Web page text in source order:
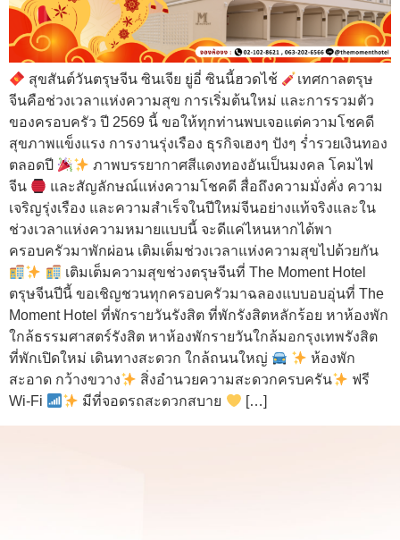
สุขสันต์วันตรุษจีน ซินเจีย ยู่อี่ ซินนี้ฮวดไช้
เทศกาลตรุษ
จีนคือช่วงเวลาแห่งความสุข การเริ่มต้นใหม่ และการรวมตัว
ของครอบครัว ปี 2569 นี้ ขอให้ทุกท่านพบเจอแต่ความโชคดี
สุขภาพแข็งแรง การงานรุ่งเรือง ธุรกิจเฮงๆ ปังๆ ร่ำรวยเงินทอง
ตลอดปี
ภาพบรรยากาศสีแดงทองอันเป็นมงคล โคมไฟ
จีน
และสัญลักษณ์แห่งความโชคดี สื่อถึงความมั่งคั่ง ความ
เจริญรุ่งเรือง และความสำเร็จในปีใหม่จีนอย่างแท้จริงและใน
ช่วงเวลาแห่งความหมายแบบนี้ จะดีแค่ไหนหากได้พา
ครอบครัวมาพักผ่อน เติมเต็มช่วงเวลาแห่งความสุขไปด้วยกัน
เติมเต็มความสุขช่วงตรุษจีนที่ The Moment Hotel
ตรุษจีนปีนี้ ขอเชิญชวนทุกครอบครัวมาฉลองแบบอบอุ่นที่ The
Moment Hotel ที่พักรายวันรังสิต ที่พักรังสิตหลักร้อย หาห้องพัก
ใกล้ธรรมศาสตร์รังสิต หาห้องพักรายวันใกล้มอกรุงเทพรังสิต
ที่พักเปิดใหม่ เดินทางสะดวก ใกล้ถนนใหญ่
ห้องพัก
สะอาด กว้างขวาง
สิ่งอำนวยความสะดวกครบครัน
ฟรี
Wi-Fi
มีที่จอดรถสะดวกสบาย […]